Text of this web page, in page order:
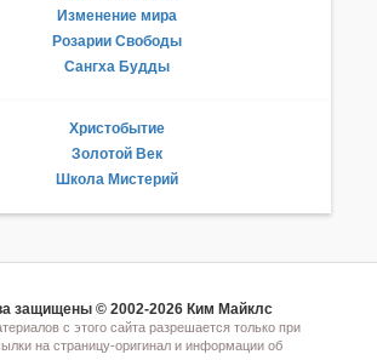
Изменение мира
Розарии Свободы
Сангха Будды
Христобытие
Золотой Век
Школа Мистерий
защищены © 2002-2026 Ким Майклс
с этого сайта разрешается только при
на страницу-оригинал и информации об